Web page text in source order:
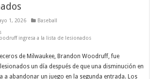
1, 2026
Baseball
ingresa a la lista de lesionados
de Milwaukee, Brandon Woodruff, fue
un día después de que una disminución en
a abandonar un juego en la segunda entrada. Los